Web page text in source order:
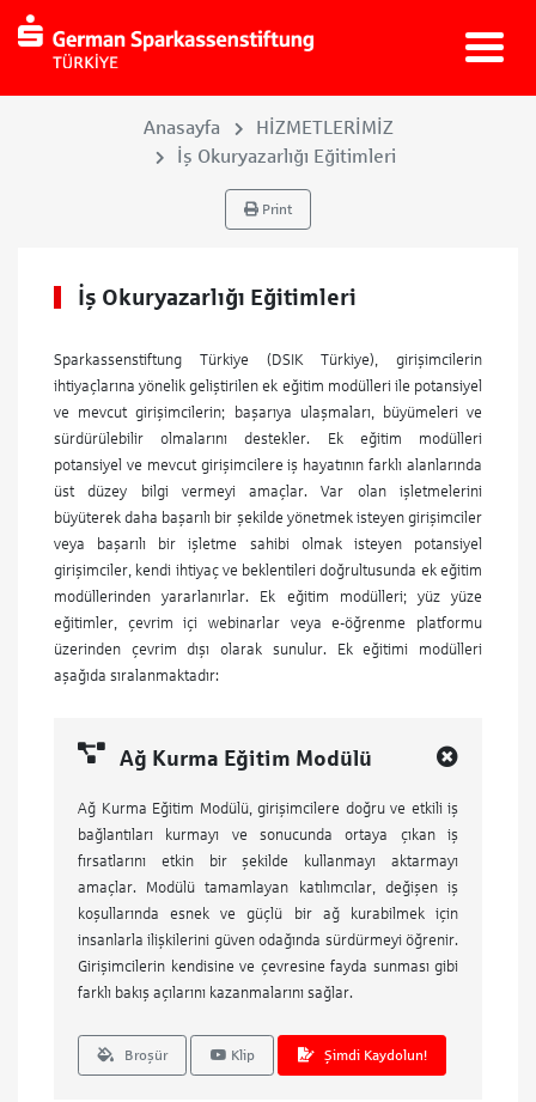
Anasayfa
HİZMETLERİMİZ
İş Okuryazarlığı Eğitimleri
Print
İş Okuryazarlığı Eğitimleri
Sparkassenstiftung Türkiye (DSIK Türkiye), girişimcilerin
ihtiyaçlarına yönelik geliştirilen ek eğitim modülleri ile potansiyel
ve mevcut girişimcilerin; başarıya ulaşmaları, büyümeleri ve
sürdürülebilir olmalarını destekler. Ek eğitim modülleri
potansiyel ve mevcut girişimcilere iş hayatının farklı alanlarında
üst düzey bilgi vermeyi amaçlar. Var olan işletmelerini
büyüterek daha başarılı bir şekilde yönetmek isteyen girişimciler
veya başarılı bir işletme sahibi olmak isteyen potansiyel
girişimciler, kendi ihtiyaç ve beklentileri doğrultusunda ek eğitim
modüllerinden yararlanırlar. Ek eğitim modülleri; yüz yüze
eğitimler, çevrim içi webinarlar veya e-öğrenme platformu
üzerinden çevrim dışı olarak sunulur. Ek eğitimi modülleri
aşağıda sıralanmaktadır:
Ağ Kurma Eğitim Modülü
Ağ Kurma Eğitim Modülü, girişimcilere doğru ve etkili iş
bağlantıları kurmayı ve sonucunda ortaya çıkan iş
fırsatlarını etkin bir şekilde kullanmayı aktarmayı
amaçlar. Modülü tamamlayan katılımcılar, değişen iş
koşullarında esnek ve güçlü bir ağ kurabilmek için
insanlarla ilişkilerini güven odağında sürdürmeyi öğrenir.
Girişimcilerin kendisine ve çevresine fayda sunması gibi
farklı bakış açılarını kazanmalarını sağlar.
Broşür Klip Şimdi Kaydolun!